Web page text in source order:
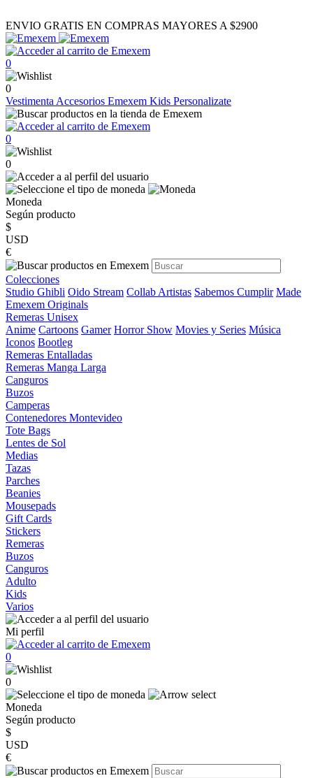
ENVIO GRATIS EN COMPRAS MAYORES A $2900
0
0
Vestimenta Accesorios Emexem Kids Personalizate
0
0
Moneda
Según producto
$
USD
€
Colecciones
Studio Ghibli Oido Stream Collab Artistas Sabemos Cumplir Made
Emexem Originals
Remeras Unisex
Anime Cartoons Gamer Horror Show Movies y Series Música
Iconos Bootleg
Remeras Entalladas
Remeras Manga Larga
Canguros
Buzos
Camperas
Contenedores Montevideo
Tote Bags
Lentes de Sol
Medias
Tazas
Parches
Beanies
Mousepads
Gift Cards
Stickers
Remeras
Buzos
Canguros
Adulto
Kids
Varios
Mi perfil
0
0
Moneda
Según producto
$
USD
€